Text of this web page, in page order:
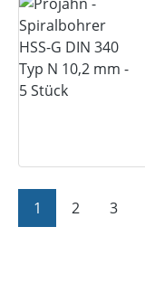
Seite
1 Seite
2 Seite
3